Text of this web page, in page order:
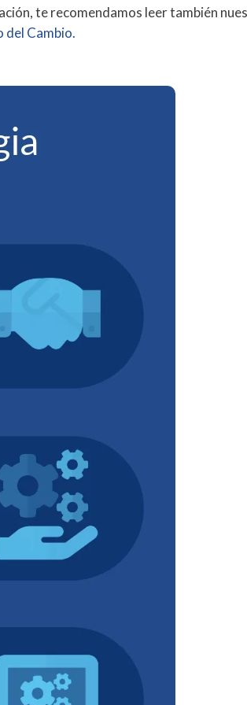
te recomendamos leer también
del Cambio.